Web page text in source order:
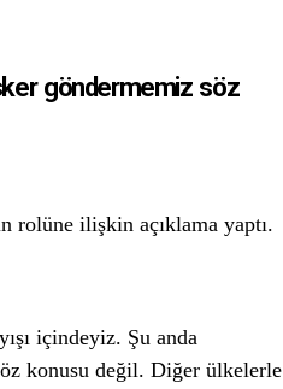
göndermemiz söz
rolüne ilişkin açıklama yaptı.
içindeyiz. Şu anda
konusu değil. Diğer ülkelerle